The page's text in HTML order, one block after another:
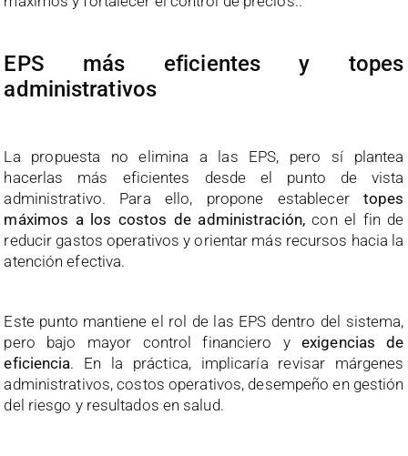
EPS más eficientes y topes
administrativos
La propuesta no elimina a las EPS, pero sí plantea
hacerlas más eficientes desde el punto de vista
administrativo. Para ello, propone establecertopes
máximos a los costos de administración,con el fin de
reducir gastos operativos y orientar más recursos hacia la
atención efectiva.
Este punto mantiene el rol de las EPS dentro del sistema,
pero bajo mayor control financiero yexigencias de
eficiencia. En la práctica, implicaría revisar márgenes
administrativos, costos operativos, desempeño en gestión
del riesgo y resultados en salud.